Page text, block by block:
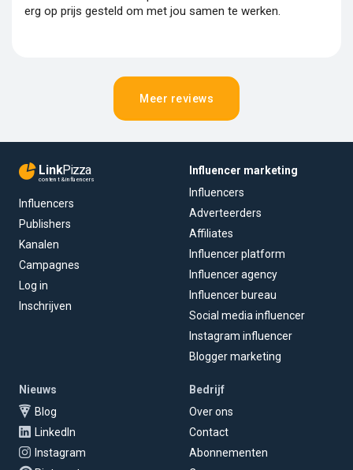
erg op prijs gesteld om met jou samen te werken.
Meer reviews
LinkPizza
content & influencers
Influencers
Publishers
Kanalen
Campagnes
Log in
Inschrijven
Influencer marketing
Influencers
Adverteerders
Affiliates
Influencer platform
Influencer agency
Influencer bureau
Social media influencer
Instagram influencer
Blogger marketing
Nieuws
Blog
LinkedIn
Instagram
Bedrijf
Over ons
Contact
Abonnementen